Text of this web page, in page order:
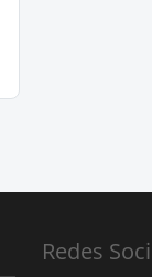
Redes